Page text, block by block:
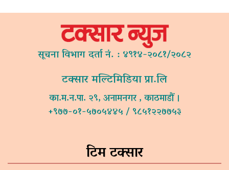
सूचना विभाग दर्ता नं. : ४९१४-२०८१/२०८२
टक्सार मल्टिमिडिया प्रा.लि
का.म.न.पा. २९, अनामनगर , काठमाडौं ।
+९७७-०१-५७०५४४५ / ९८५१२२७७५३
टिम टक्सार